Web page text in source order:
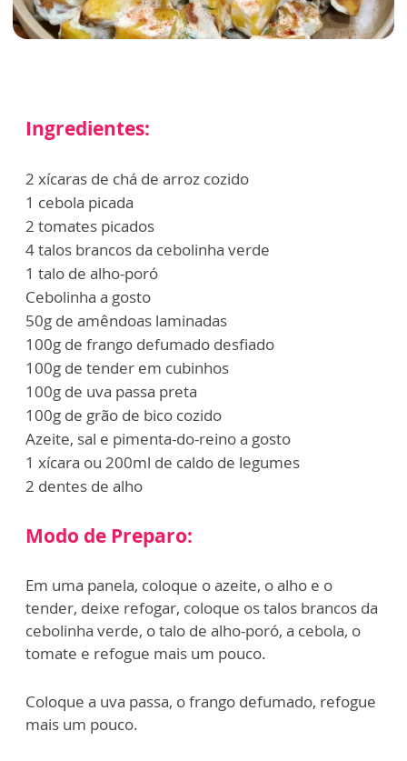
Ingredientes:
2 xícaras de chá de arroz cozido
1 cebola picada
2 tomates picados
4 talos brancos da cebolinha verde
1 talo de alho-poró
Cebolinha a gosto
50g de amêndoas laminadas
100g de frango defumado desfiado
100g de tender em cubinhos
100g de uva passa preta
100g de grão de bico cozido
Azeite, sal e pimenta-do-reino a gosto
1 xícara ou 200ml de caldo de legumes
2 dentes de alho
Modo de Preparo:
Em uma panela, coloque o azeite, o alho e o
tender, deixe refogar, coloque os talos brancos da
cebolinha verde, o talo de alho-poró, a cebola, o
tomate e refogue mais um pouco.
Coloque a uva passa, o frango defumado, refogue
mais um pouco.